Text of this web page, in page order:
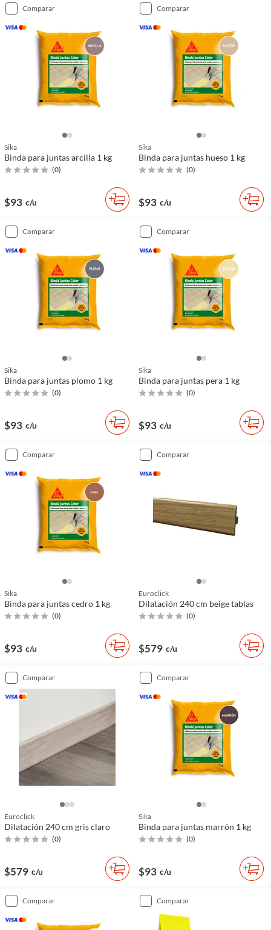
comparar
Sika
Binda para juntas arcilla 1 kg
(0)
$93 c/u
comparar
Sika
Binda para juntas hueso 1 kg
(0)
$93 c/u
comparar
Sika
Binda para juntas plomo 1 kg
(0)
$93 c/u
comparar
Sika
Binda para juntas pera 1 kg
(0)
$93 c/u
comparar
Sika
Binda para juntas cedro 1 kg
(0)
$93 c/u
comparar
Euroclick
Dilatación 240 cm beige tablas
(0)
$579 c/u
comparar
Euroclick
Dilatación 240 cm gris claro
(0)
$579 c/u
comparar
Sika
Binda para juntas marrón 1 kg
(0)
$93 c/u
comparar comparar